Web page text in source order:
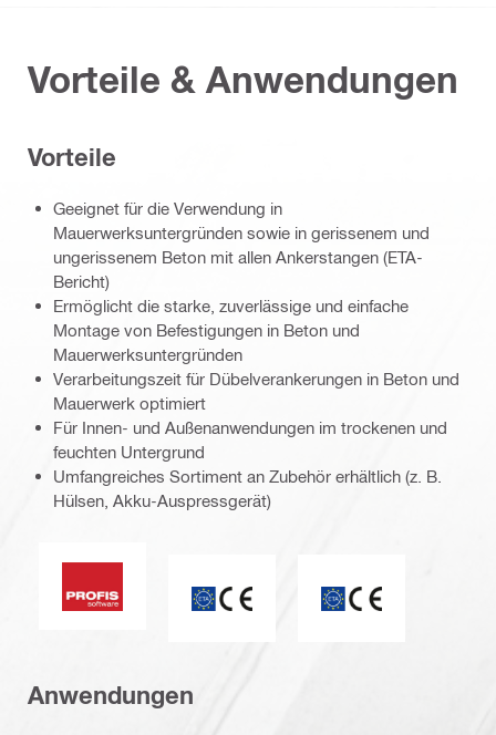
Vorteile & Anwendungen
Vorteile
Geeignet für die Verwendung in
Mauerwerksuntergründen sowie in gerissenem und
ungerissenem Beton mit allen Ankerstangen (ETA-
Bericht)
Ermöglicht die starke, zuverlässige und einfache
Montage von Befestigungen in Beton und
Mauerwerksuntergründen
Verarbeitungszeit für Dübelverankerungen in Beton und
Mauerwerk optimiert
Für Innen- und Außenanwendungen im trockenen und
feuchten Untergrund
Umfangreiches Sortiment an Zubehör erhältlich (z. B.
Hülsen, Akku-Auspressgerät)
PROFIS Software
Anwendungen